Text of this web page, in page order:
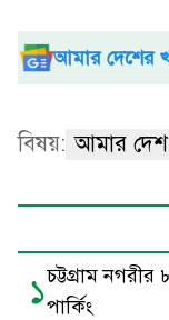
আমার দেশের
বিষয়: আমার দেশ
১চট্টগ্রাম
পার্কিং